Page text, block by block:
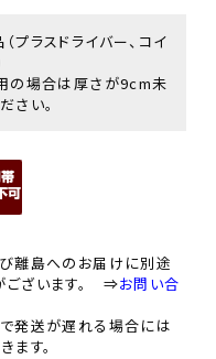
プラスドライバー、コイ
の場合は厚さが9cm未
さい。
離島へのお届けに別途
ございます。 ⇒お問い合
発送が遅れる場合には
ます。